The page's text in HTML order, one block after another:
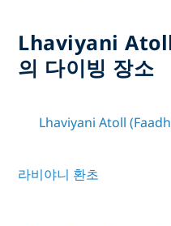
Lhaviyani
의 다이빙 장소
Lhaviyani Atoll
라비야니 환초